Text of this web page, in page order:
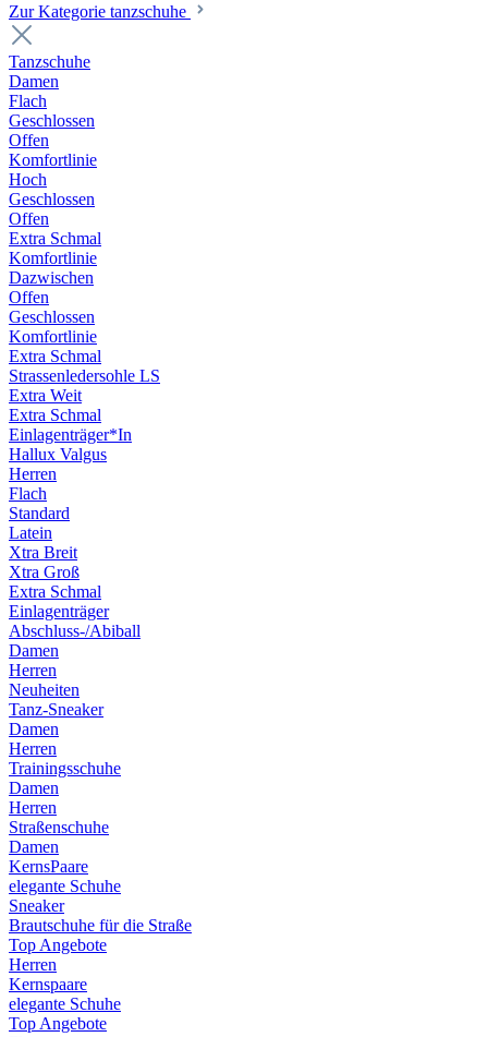
Zur Kategorie tanzschuhe
Tanzschuhe
Damen
Flach
Geschlossen
Offen
Komfortlinie
Hoch
Geschlossen
Offen
Extra Schmal
Komfortlinie
Dazwischen
Offen
Geschlossen
Komfortlinie
Extra Schmal
Strassenledersohle LS
Extra Weit
Extra Schmal
Einlagenträger*In
Hallux Valgus
Herren
Flach
Standard
Latein
Xtra Breit
Xtra Groß
Extra Schmal
Einlagenträger
Abschluss-/Abiball
Damen
Herren
Neuheiten
Tanz-Sneaker
Damen
Herren
Trainingsschuhe
Damen
Herren
Straßenschuhe
Damen
KernsPaare
elegante Schuhe
Sneaker
Brautschuhe für die Straße
Top Angebote
Herren
Kernspaare
elegante Schuhe
Top Angebote